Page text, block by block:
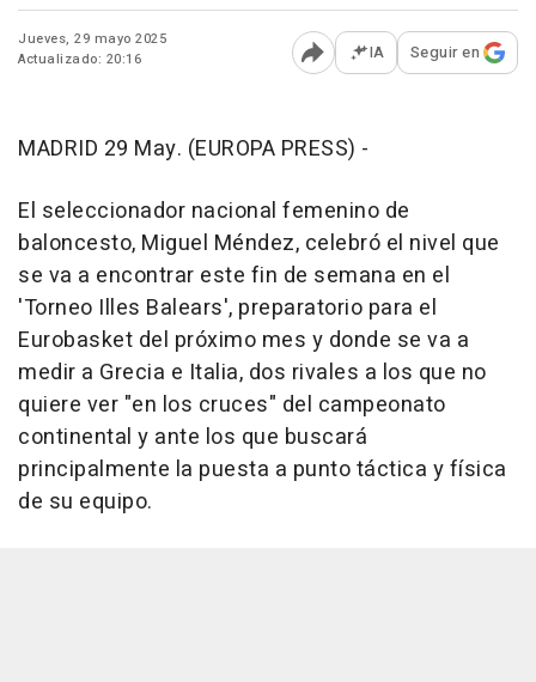
Jueves, 29 mayo 2025
Actualizado: 20:16
Abrir opciones para
IA Seguir en
MADRID 29 May. (EUROPA PRESS) -
El seleccionador nacional femenino de
baloncesto, Miguel Méndez, celebró el nivel que
se va a encontrar este fin de semana en el
'Torneo Illes Balears', preparatorio para el
Eurobasket del próximo mes y donde se va a
medir a Grecia e Italia, dos rivales a los que no
quiere ver "en los cruces" del campeonato
continental y ante los que buscará
principalmente la puesta a punto táctica y física
de su equipo.